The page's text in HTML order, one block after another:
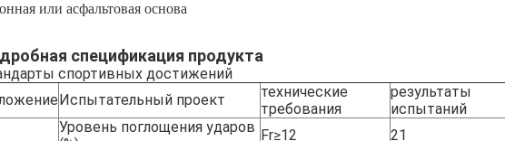
или асфальтовая основа
спецификация продукта
спортивных достижений
Испытательный проект
технические
требования
результаты
испытаний
Уровень поглощения ударов Fr≥12 21